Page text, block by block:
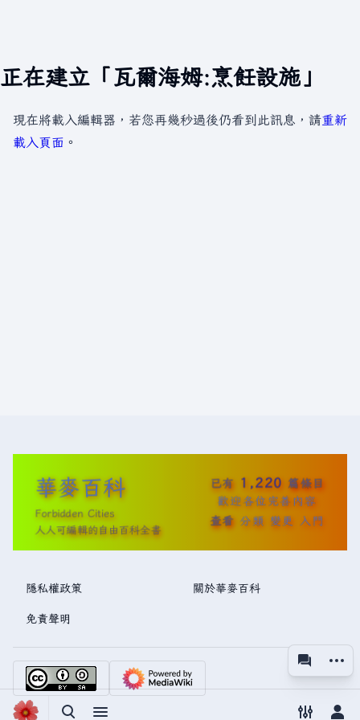
正在建立「瓦爾海姆:烹飪設施」
視圖
更多
現在將載入編輯器，若您再幾秒過後仍看到此訊息，請重新
載入頁面 。
華麥百科
Forbidden Cities
人人可編輯的自由百科全書
已有 1,220 篇條目
歡迎各位完善內容
查看 分類 變更 入門
隱私權政策 關於華麥百科
免責聲明